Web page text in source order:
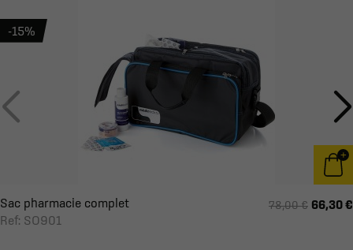
Sac pharmacie complet
Ref: SO901
78,00 € 66,30 €
-15%